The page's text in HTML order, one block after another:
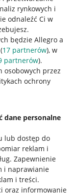
rynkowych i
odnaleźć Ci w
będzie Allegro a
17 partnerów), w
partnerów).
osobowych przez
ochrony
dane personalne
lub dostęp do
reklam i
. Zapewnienie
i naprawianie
i treści.
oraz informowanie